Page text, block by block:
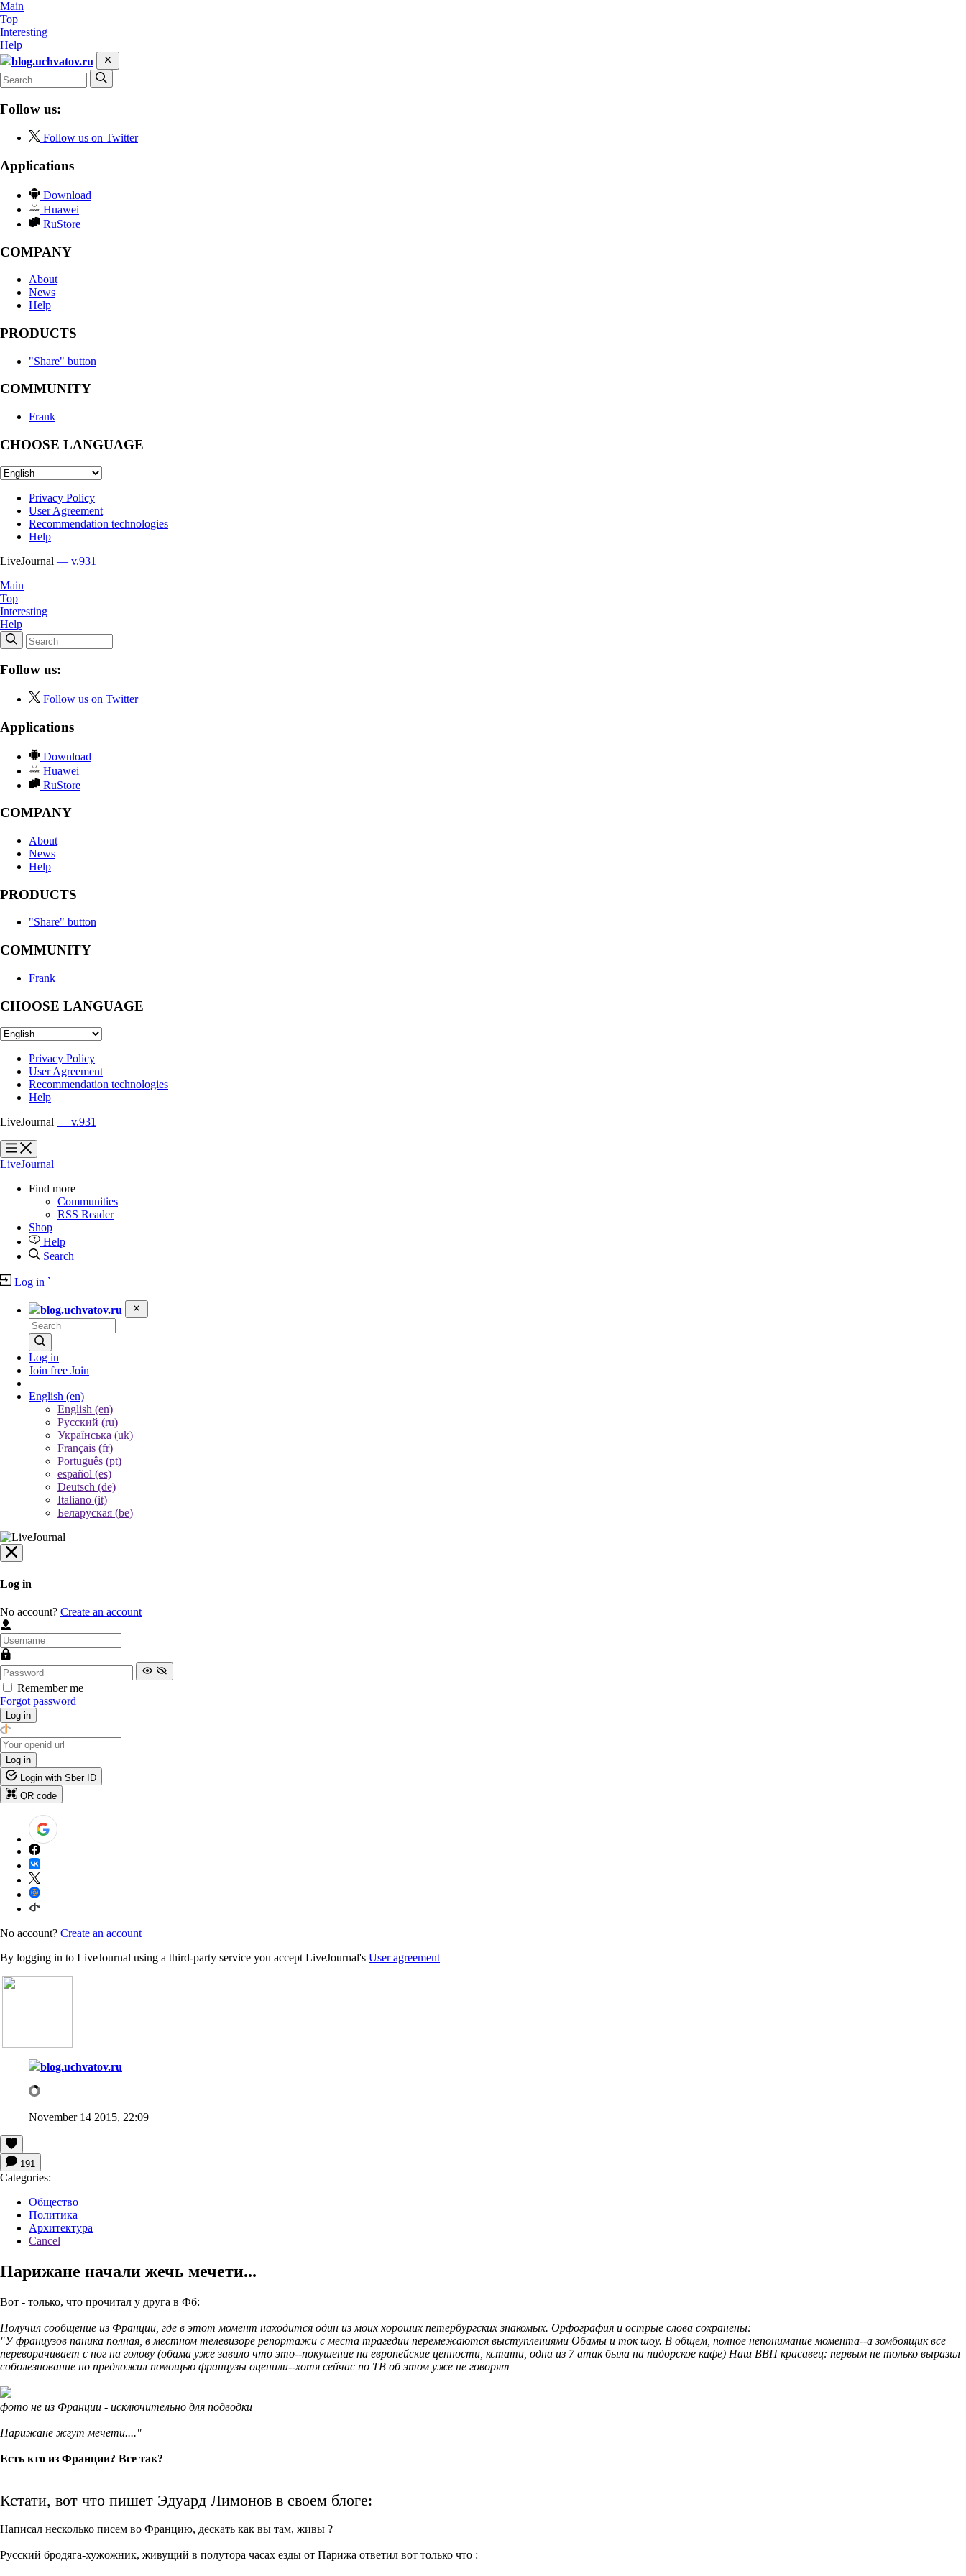
Main
Top
Interesting
Help
blog.uchvatov.ru
Follow us:
Follow us on Twitter
Applications
Download
Huawei
RuStore
COMPANY
About
News
Help
PRODUCTS
"Share" button
COMMUNITY
Frank
CHOOSE LANGUAGE
Privacy Policy
User Agreement
Recommendation technologies
Help
LiveJournal — v.931
Main
Top
Interesting
Help
Follow us:
Follow us on Twitter
Applications
Download
Huawei
RuStore
COMPANY
About
News
Help
PRODUCTS
"Share" button
COMMUNITY
Frank
CHOOSE LANGUAGE
Privacy Policy
User Agreement
Recommendation technologies
Help
LiveJournal — v.931
?
?
LiveJournal
Find more
Communities
RSS Reader
Shop
Help
Search
Log in `
blog.uchvatov.ru
Log in
Join free Join
English (en)
English (en)
Русский (ru)
Українська (uk)
Français (fr)
Português (pt)
español (es)
Deutsch (de)
Italiano (it)
Беларуская (be)
Log in
No account? Create an account
Remember me
Forgot password
Log in
Log in
Login with Sber ID
QR code
No account? Create an account
By logging in to LiveJournal using a third-party service you accept LiveJournal's User agreement
blog.uchvatov.ru
November 14 2015, 22:09
191
Categories:
Общество
Политика
Архитектура
Cancel
Парижане начали жечь мечети...
Вот - только, что прочитал у друга в Фб:
Получил сообщение из Франции, где в этот момент находится один из моих хороших петербургских знакомых. Орфография и острые слова сохранены:
"У французов паника полная, в местном телевизоре репортажи с места трагедии перемежаются выступлениями Обамы и ток шоу. В общем, полное непонимание момента--а зомбоящик все
переворачивает с ног на голову (обама уже завило что это--покушение на европейские ценности, кстати, одна из 7 атак была на пидорское кафе) Наш ВВП красавец: первым не только выразил
соболезнование но предложил помощью французы оценили--хотя сейчас по ТВ об этом уже не говорят
фото не из Франции - исключительно для подводки
Парижане жгут мечети...."
Есть кто из Франции? Все так?
Кстати, вот что пишет Эдуард Лимонов в своем блоге:
Написал несколько писем во Францию, дескать как вы там, живы ?
Русский бродяга-хужожник, живущий в полутора часах езды от Парижа ответил вот только что :